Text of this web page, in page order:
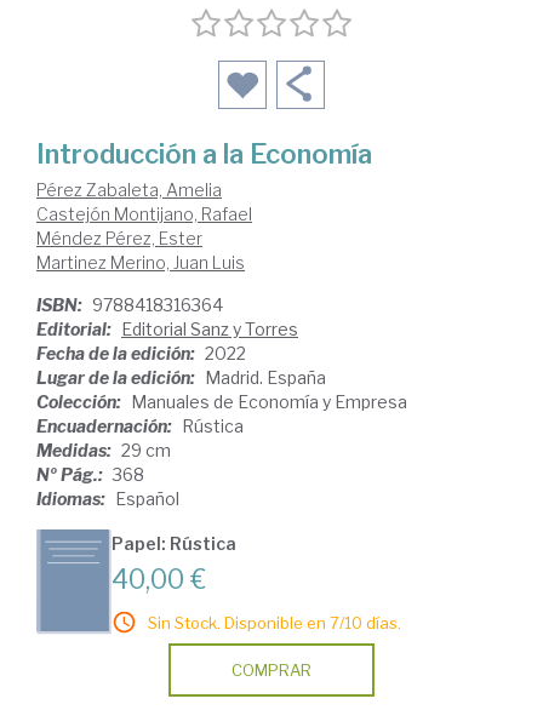
Introducción a la Economía
Pérez Zabaleta, Amelia
Castejón Montijano, Rafael
Méndez Pérez, Ester
Martinez Merino, Juan Luis
ISBN: 9788418316364
Editorial: Editorial Sanz y Torres
Fecha de la edición: 2022
Lugar de la edición: Madrid. España
Colección: Manuales de Economía y Empresa
Encuadernación: Rústica
Medidas: 29 cm
Nº Pág.: 368
Idiomas: Español
Papel: Rústica
40,00 €
Sin Stock. Disponible en 7/10 días.
COMPRAR